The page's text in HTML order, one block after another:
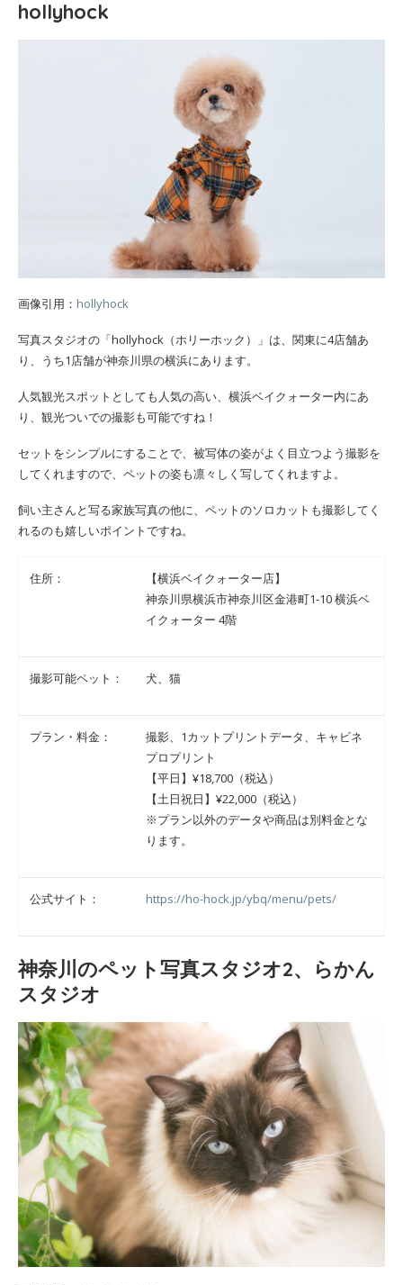
hollyhock
画像引用： hollyhock
写真スタジオの「hollyhock（ホリーホック）」は、関東に4店舗あ
り、うち1店舗が神奈川県の横浜にあります。
人気観光スポットとしても人気の高い、横浜ベイクォーター内にあ
り、観光ついでの撮影も可能ですね！
セットをシンプルにすることで、被写体の姿がよく目立つよう撮影を
してくれますので、ペットの姿も凛々しく写してくれますよ。
飼い主さんと写る家族写真の他に、ペットのソロカットも撮影してく
れるのも嬉しいポイントですね。
住所：
【横浜ベイクォーター店】
神奈川県横浜市神奈川区金港町1-10 横浜ベ
イクォーター 4階
撮影可能ペット： 犬、猫
プラン・料金：
撮影、1カットプリントデータ、キャビネ
プロプリント
【平日】¥18,700（税込）
【土日祝日】¥22,000（税込）
※プラン以外のデータや商品は別料金とな
ります。
公式サイト： https://ho-hock.jp/ybq/menu/pets/
神奈川のペット写真スタジオ2、らかん
スタジオ